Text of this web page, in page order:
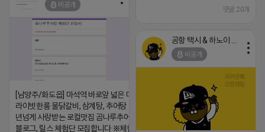
댓글:20개
비공개
[남양주/화도읍] 마석역 바로앞 넓은 매장과, 프
라이빗한룸 물닭갈비, 삼계탕, 추어탕 맛집 10
년넘게 사랑받는 로컬맛집 곰나루추어탕에서
블로그, 릴스 체험단 모집합니다 ※체험메뉴※
비공개